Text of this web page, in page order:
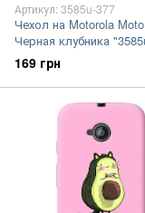
Артикул: 3585u-377
Чехол на Motorola
Черная клубника
7105"
169 грн